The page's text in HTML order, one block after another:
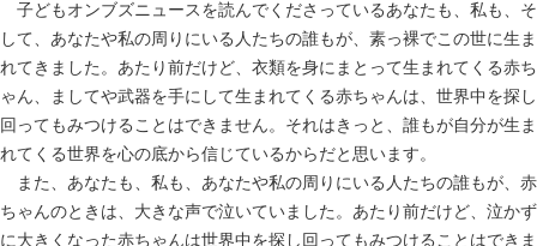
子どもオンブズニュースを読んでくださっているあなたも、私も、そ
して、あなたや私の周りにいる人たちの誰もが、素っ裸でこの世に生ま
れてきました。あたり前だけど、衣類を身にまとって生まれてくる赤ち
ゃん、ましてや武器を手にして生まれてくる赤ちゃんは、世界中を探し
回ってもみつけることはできません。それはきっと、誰もが自分が生ま
れてくる世界を心の底から信じているからだと思います。
また、あなたも、私も、あなたや私の周りにいる人たちの誰もが、赤
ちゃんのときは、大きな声で泣いていました。あたり前だけど、泣かず
に大きくなった赤ちゃんは世界中を探し回ってもみつけることはできま